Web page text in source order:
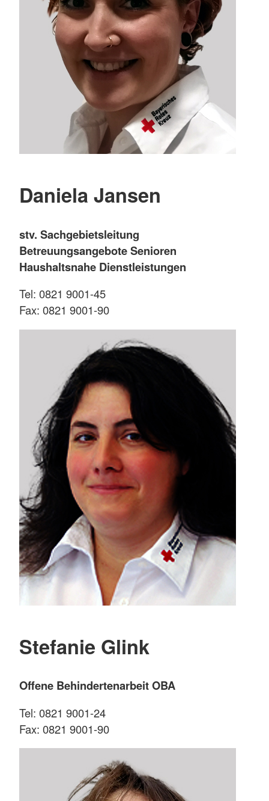
Daniela Jansen
stv. Sachgebietsleitung
Betreuungsangebote Senioren
Haushaltsnahe Dienstleistungen
Tel: 0821 9001-45
Fax: 0821 9001-90
Stefanie Glink
Offene Behindertenarbeit OBA
Tel: 0821 9001-24
Fax: 0821 9001-90